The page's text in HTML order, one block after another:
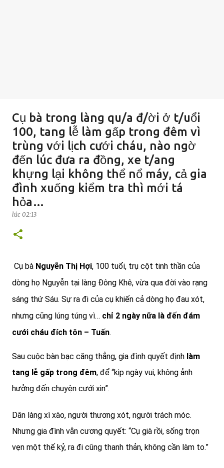
Cụ bà trong làng qu/a đ/ời ở t/uổi
100, tang lễ làm gấp trong đêm vì
trùng với lịch cưới cháu, nào ngờ
đến lúc đưa ra đồng, xe t/ang
khựng lại không thể nổ máy, cả gia
đình xuống kiểm tra thì mới tá
hỏa…
lúc 02:13
Cụ bà Nguyễn Thị Hợi, 100 tuổi, trụ cột tinh thần của
dòng họ Nguyễn tại làng Đông Khê, vừa qua đời vào rạng
sáng thứ Sáu. Sự ra đi của cụ khiến cả dòng họ đau xót,
nhưng cũng lúng túng vì… chỉ 2 ngày nữa là đến đám
cưới cháu đích tôn – Tuấn.
Sau cuộc bàn bạc căng thẳng, gia đình quyết định làm
tang lễ gấp trong đêm, để “kịp ngày vui, không ảnh
hưởng đến chuyện cưới xin”.
Dân làng xì xào, người thương xót, người trách móc.
Nhưng gia đình vẫn cương quyết: “Cụ già rồi, sống trọn
vẹn một thế kỷ, ra đi cũng thanh thản, không cần làm to.”